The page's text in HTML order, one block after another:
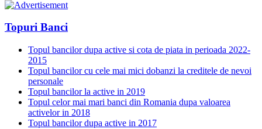
Topuri Banci
Topul bancilor dupa active si cota de piata in perioada 2022-
2015
Topul bancilor cu cele mai mici dobanzi la creditele de nevoi
personale
Topul bancilor la active in 2019
Topul celor mai mari banci din Romania dupa valoarea
activelor in 2018
Topul bancilor dupa active in 2017